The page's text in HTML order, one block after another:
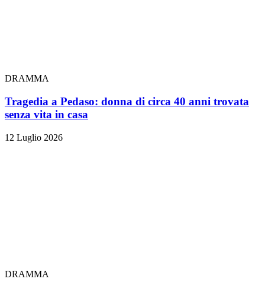
DRAMMA
Tragedia a Pedaso: donna di circa 40 anni trovata
senza vita in casa
12 Luglio 2026
DRAMMA